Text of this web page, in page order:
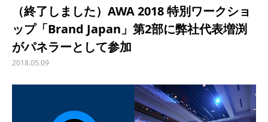
（終了しました）AWA 2018 特別ワークショ
ップ「Brand Japan」第2部に弊社代表増渕
がパネラーとして参加
2018.05.09